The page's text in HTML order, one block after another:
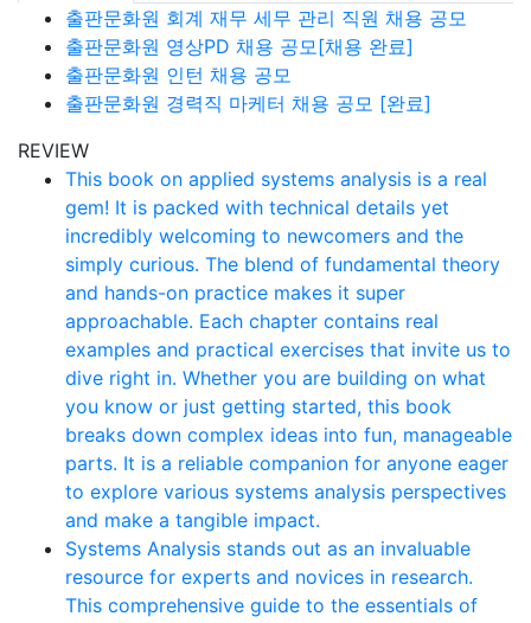
출판문화원 회계 재무 세무 관리 직원 채용 공모
출판문화원 영상PD 채용 공모[채용 완료]
출판문화원 인턴 채용 공모
출판문화원 경력직 마케터 채용 공모 [완료]
REVIEW
This book on applied systems analysis is a real
gem! It is packed with technical details yet
incredibly welcoming to newcomers and the
simply curious. The blend of fundamental theory
and hands-on practice makes it super
approachable. Each chapter contains real
examples and practical exercises that invite us to
dive right in. Whether you are building on what
you know or just getting started, this book
breaks down complex ideas into fun, manageable
parts. It is a reliable companion for anyone eager
to explore various systems analysis perspectives
and make a tangible impact.
Systems Analysis stands out as an invaluable
resource for experts and novices in research.
This comprehensive guide to the essentials of